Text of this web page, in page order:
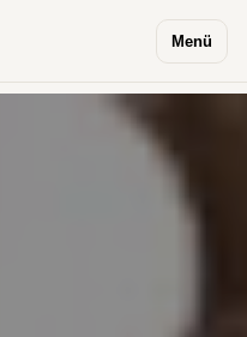
Menü